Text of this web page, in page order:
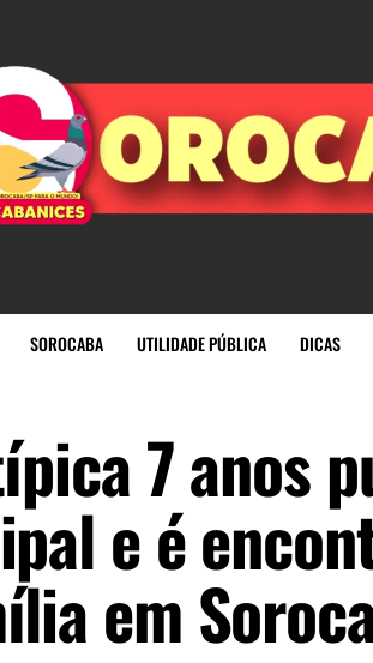
SOROCABA UTILIDADE PÚBLICA DICAS
7 anos
e é
em